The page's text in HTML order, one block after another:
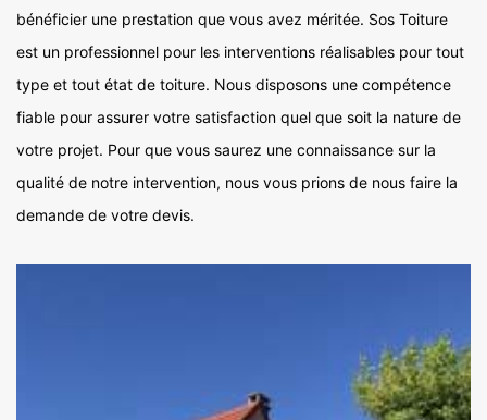
bénéficier une prestation que vous avez méritée. Sos Toiture
est un professionnel pour les interventions réalisables pour tout
type et tout état de toiture. Nous disposons une compétence
fiable pour assurer votre satisfaction quel que soit la nature de
votre projet. Pour que vous saurez une connaissance sur la
qualité de notre intervention, nous vous prions de nous faire la
demande de votre devis.